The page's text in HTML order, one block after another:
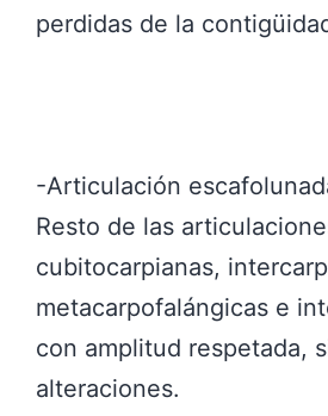
perdidas de la
-Articulación
Resto de las
cubitocarpianas,
metacarpofalángicas e
con amplitud respetada,
alteraciones.